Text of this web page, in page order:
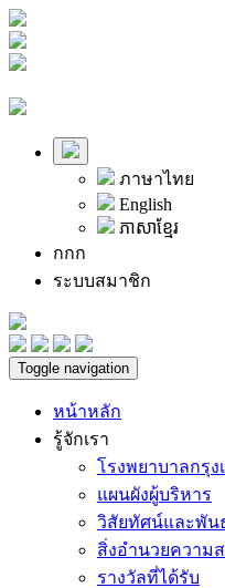
ภาษาไทย
English
ភាសាខ្មែរ
กกก
ระบบสมาชิก
Toggle navigation
หน้าหลัก
รู้จักเรา
โรงพยาบาลกรุ
แผนผังผู้บริหาร
วิสัยทัศน์และพัน
สิ่งอำนวยความ
รางวัลที่ได้รับ